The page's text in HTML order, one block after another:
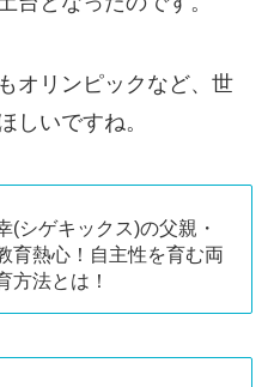
オリンピックなど、世
しいですね。
(シゲキックス)の父親・
育熱心！自主性を育む両
方法とは！